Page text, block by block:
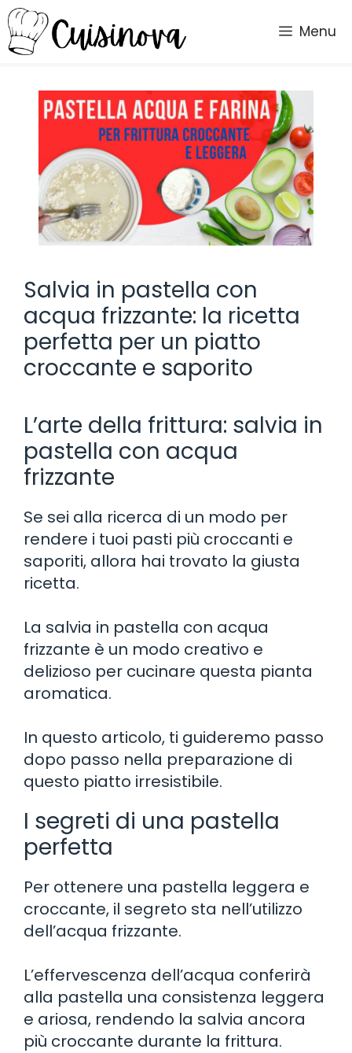
Vai
al
contenuto
Menu
Salvia in pastella con
acqua frizzante: la ricetta
perfetta per un piatto
croccante e saporito
L’arte della frittura: salvia in
pastella con acqua
frizzante
Se sei alla ricerca di un modo per
rendere i tuoi pasti più croccanti e
saporiti, allora hai trovato la giusta
ricetta.
La salvia in pastella con acqua
frizzante è un modo creativo e
delizioso per cucinare questa pianta
aromatica.
In questo articolo, ti guideremo passo
dopo passo nella preparazione di
questo piatto irresistibile.
I segreti di una pastella
perfetta
Per ottenere una pastella leggera e
croccante, il segreto sta nell’utilizzo
dell’acqua frizzante.
L’effervescenza dell’acqua conferirà
alla pastella una consistenza leggera
e ariosa, rendendo la salvia ancora
più croccante durante la frittura.